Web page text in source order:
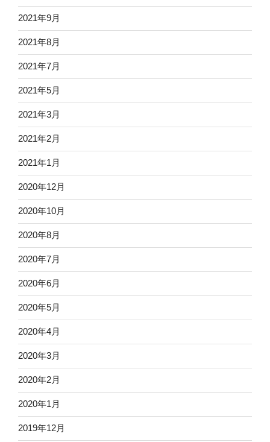
2021年9月
2021年8月
2021年7月
2021年5月
2021年3月
2021年2月
2021年1月
2020年12月
2020年10月
2020年8月
2020年7月
2020年6月
2020年5月
2020年4月
2020年3月
2020年2月
2020年1月
2019年12月